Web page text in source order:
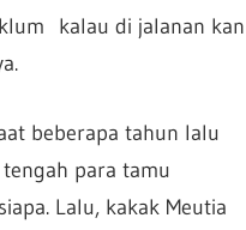
kalau di jalanan kan
beberapa tahun lalu
para tamu
Lalu, kakak Meutia